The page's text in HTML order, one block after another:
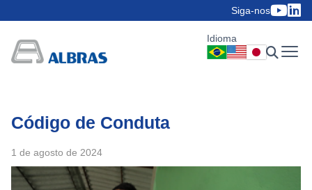
Siga-nos
Idioma
Código de Conduta
1 de agosto de 2024